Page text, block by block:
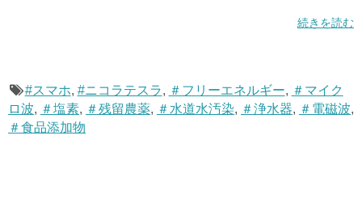
続きを読む
#スマホ, #ニコラテスラ, ＃フリーエネルギー, ＃マイク
ロ波, ＃塩素, ＃残留農薬, ＃水道水汚染, ＃浄水器, ＃電磁波,
＃食品添加物